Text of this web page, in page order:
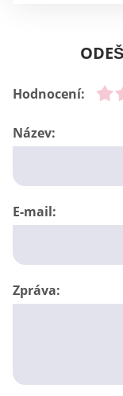
Hodnocení:
Název:
E-mail:
Zpráva: